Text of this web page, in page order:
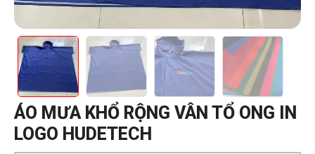
ÁO MƯA KHỔ RỘNG VÂN TỔ ONG IN
LOGO HUDETECH